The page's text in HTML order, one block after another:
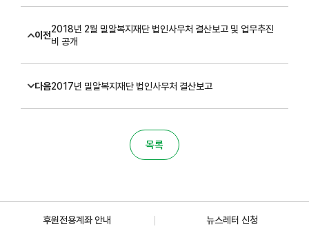
이전
2018년 2월 밀알복지재단 법인사무처 결산보고 및 업무추진
비 공개
다음2017년 밀알복지재단 법인사무처 결산보고
목록
후원전용계좌 안내 뉴스레터 신청